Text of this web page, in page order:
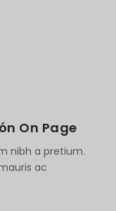
On Page
nibh a pretium.
ac